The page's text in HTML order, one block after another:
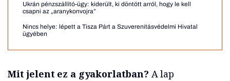
Ukrán pénzszállító-ügy: kiderült, ki döntött arról, hogy le kell
csapni az „aranykonvojra”
Nincs helye: lépett a Tisza Párt a Szuverenitásvédelmi Hivatal
ügyében
Mit jelent ez a gyakorlatban? A lap